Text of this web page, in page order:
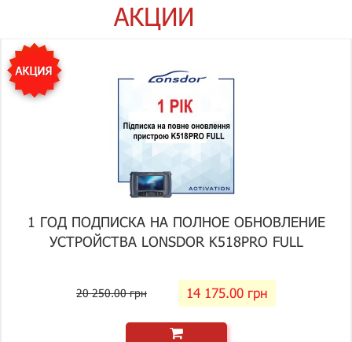
АКЦИИ
1 ГОД ПОДПИСКА НА ПОЛНОЕ ОБНОВЛЕНИЕ
УСТРОЙСТВА LONSDOR K518PRO FULL
20 250.00 грн 14 175.00 грн